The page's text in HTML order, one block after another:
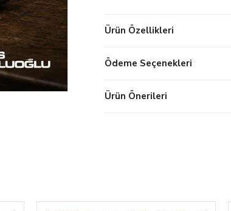
Ürün Özellikleri
Ödeme Seçenekleri
Ürün Önerileri